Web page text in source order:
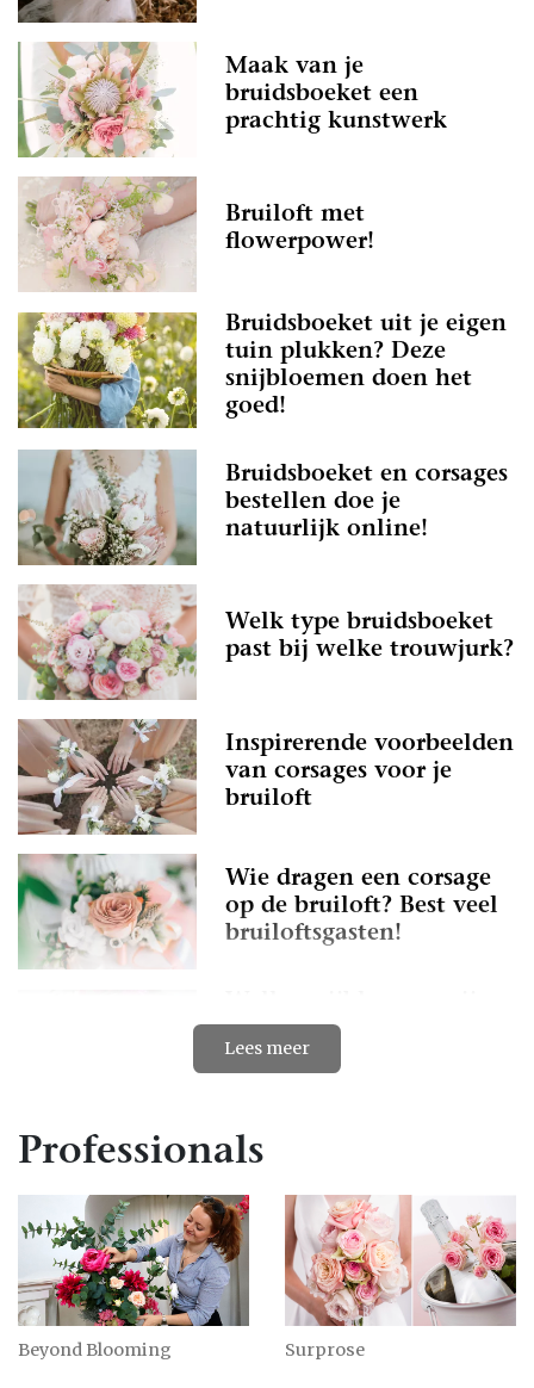
Professionals
Beyond Blooming Surprose
Maak van je
bruidsboeket een
prachtig kunstwerk
Bruiloft met
flowerpower!
Bruidsboeket uit je eigen
tuin plukken? Deze
snijbloemen doen het
goed!
Bruidsboeket en corsages
bestellen doe je
natuurlijk online!
Welk type bruidsboeket
past bij welke trouwjurk?
Inspirerende voorbeelden
van corsages voor je
bruiloft
Wie dragen een corsage
op de bruiloft? Best veel
bruiloftsgasten!
er in november voor je
bruidsboeket? |
Bruidsboeket bloemen
ook gebruiken voor je
bruiloft bloemen
decoratie
Bruidsboeket met groen
staat prachtig bij je
trouwjurk
Lees meer